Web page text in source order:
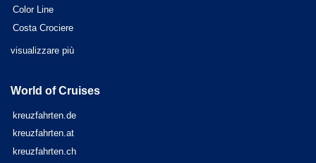
Color Line
Costa Crociere
visualizzare più
World of Cruises
kreuzfahrten.de
kreuzfahrten.at
kreuzfahrten.ch